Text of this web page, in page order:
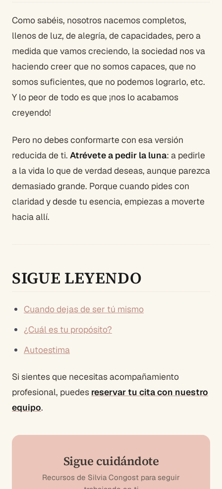
Como sabéis, nosotros nacemos completos,
llenos de luz, de alegría, de capacidades, pero a
medida que vamos creciendo, la sociedad nos va
haciendo creer que no somos capaces, que no
somos suficientes, que no podemos lograrlo, etc.
Y lo peor de todo es que ¡nos lo acabamos
creyendo!
Pero no debes conformarte con esa versión
reducida de ti. Atrévete a pedir la luna: a pedirle
a la vida lo que de verdad deseas, aunque parezca
demasiado grande. Porque cuando pides con
claridad y desde tu esencia, empiezas a moverte
hacia allí.
SIGUE LEYENDO
Cuando dejas de ser tú mismo
¿Cuál es tu propósito?
Autoestima
Si sientes que necesitas acompañamiento
profesional, puedes reservar tu cita con nuestro
equipo.
Sigue cuidándote
Recursos de Silvia Congost para seguir